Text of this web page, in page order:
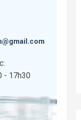
- 17h30